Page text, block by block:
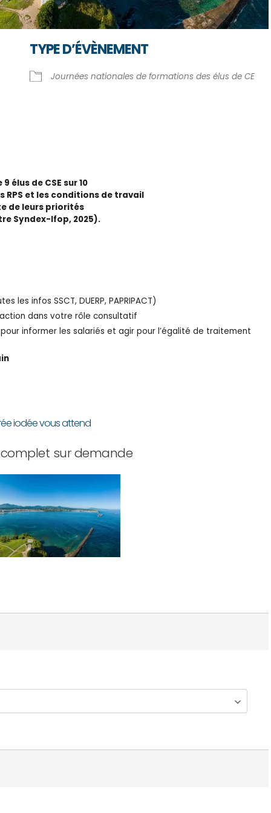
TYPE D’ÉVÈNEMENT
Journées nationales de formations des élus de CE
9 élus de CSE sur 10
RPS et les conditions de travail
de leurs priorités
Syndex-Ifop, 2025).
les infos SSCT, DUERP, PAPRIPACT)
dans votre rôle consultatif
informer les salariés et agir pour l’égalité de traitement
iodée vous attend
sur demande